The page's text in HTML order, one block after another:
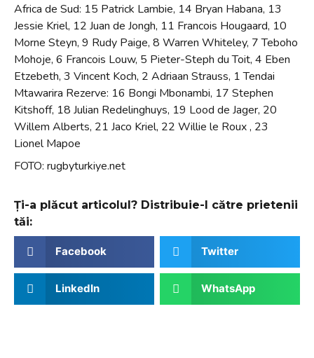
Africa de Sud: 15 Patrick Lambie, 14 Bryan Habana, 13
Jessie Kriel, 12 Juan de Jongh, 11 Francois Hougaard, 10
Morne Steyn, 9 Rudy Paige, 8 Warren Whiteley, 7 Teboho
Mohoje, 6 Francois Louw, 5 Pieter-Steph du Toit, 4 Eben
Etzebeth, 3 Vincent Koch, 2 Adriaan Strauss, 1 Tendai
Mtawarira Rezerve: 16 Bongi Mbonambi, 17 Stephen
Kitshoff, 18 Julian Redelinghuys, 19 Lood de Jager, 20
Willem Alberts, 21 Jaco Kriel, 22 Willie le Roux , 23
Lionel Mapoe
FOTO: rugbyturkiye.net
Ți-a plăcut articolul? Distribuie-l către prietenii
tăi:
Facebook Twitter
LinkedIn WhatsApp